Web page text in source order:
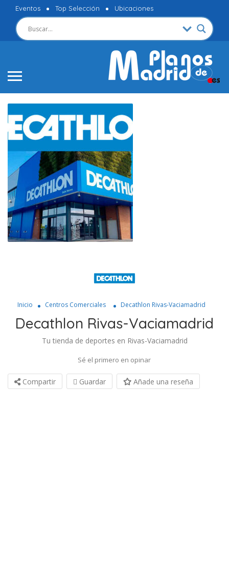
Eventos Top Selección Ubicaciones
Inicio Centros Comerciales Decathlon Rivas-Vaciamadrid
Decathlon Rivas-Vaciamadrid
Tu tienda de deportes en Rivas-Vaciamadrid
Sé el primero en opinar
Compartir Guardar Añade una reseña